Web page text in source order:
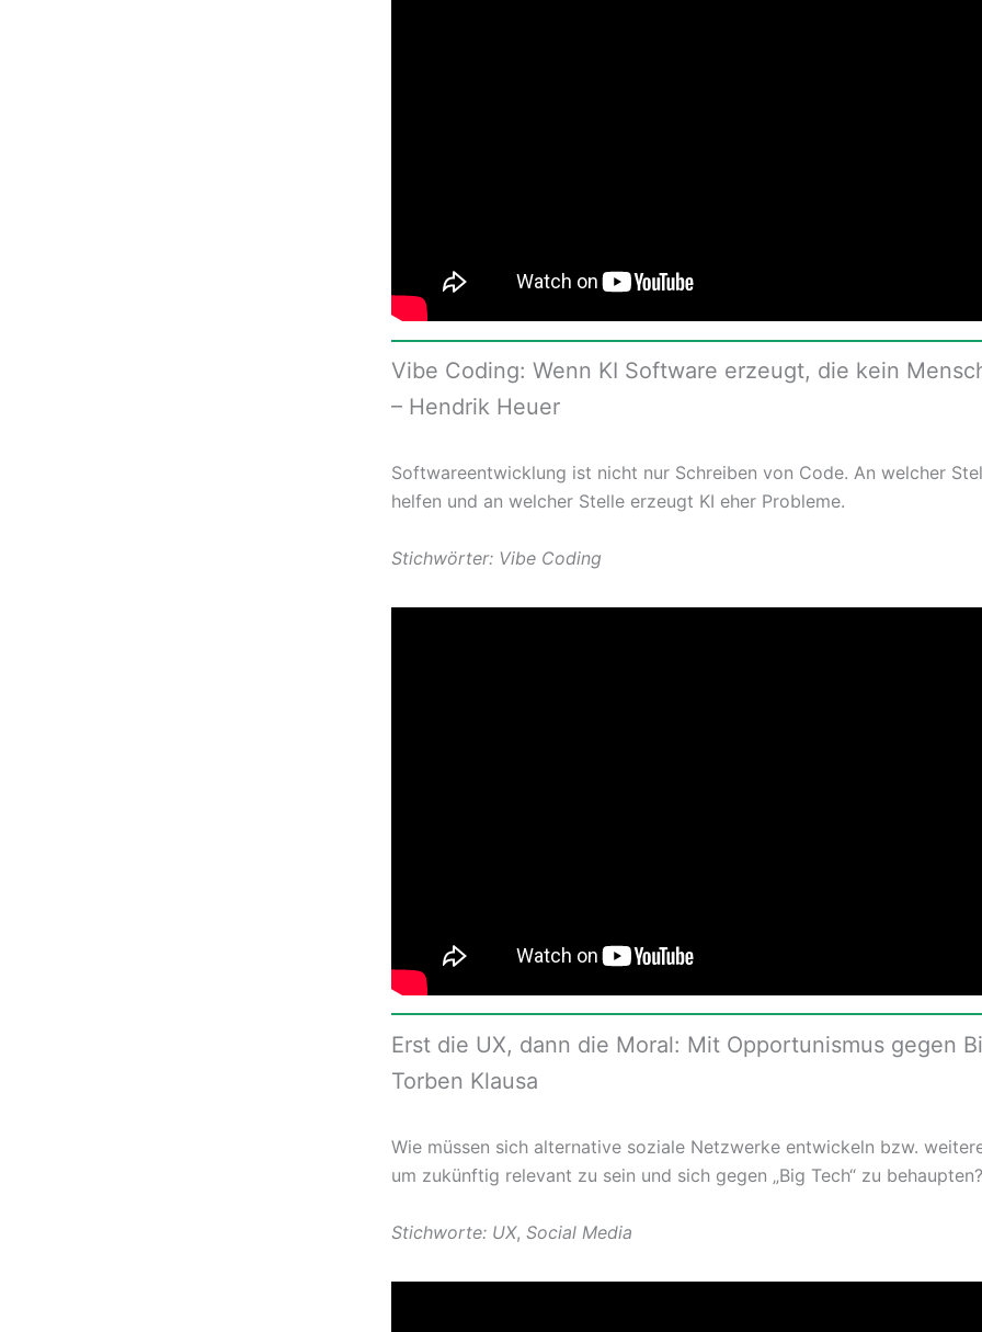
Vibe Coding: Wenn KI Software erzeugt, die kein
– Hendrik Heuer
Softwareentwicklung ist nicht nur Schreiben von Code. An welcher
helfen und an welcher Stelle erzeugt KI eher Probleme.
Stichwörter: Vibe Coding
Erst die UX, dann die Moral: Mit Opportunismus gegen
Torben Klausa
Wie müssen sich alternative soziale Netzwerke entwickeln bzw.
um zukünftig relevant zu sein und sich gegen „Big Tech“ zu behaupten?
Stichworte: UX, Social Media